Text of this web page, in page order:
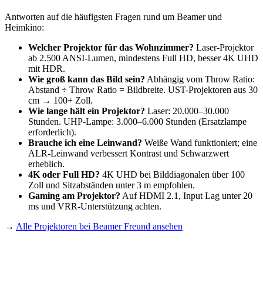
Antworten auf die häufigsten Fragen rund um Beamer und
Heimkino:
Welcher Projektor für das Wohnzimmer? Laser-Projektor
ab 2.500 ANSI-Lumen, mindestens Full HD, besser 4K UHD
mit HDR.
Wie groß kann das Bild sein? Abhängig vom Throw Ratio:
Abstand ÷ Throw Ratio = Bildbreite. UST-Projektoren aus 30
cm → 100+ Zoll.
Wie lange hält ein Projektor? Laser: 20.000–30.000
Stunden. UHP-Lampe: 3.000–6.000 Stunden (Ersatzlampe
erforderlich).
Brauche ich eine Leinwand? Weiße Wand funktioniert; eine
ALR-Leinwand verbessert Kontrast und Schwarzwert
erheblich.
4K oder Full HD? 4K UHD bei Bilddiagonalen über 100
Zoll und Sitzabständen unter 3 m empfohlen.
Gaming am Projektor? Auf HDMI 2.1, Input Lag unter 20
ms und VRR-Unterstützung achten.
→ Alle Projektoren bei Beamer Freund ansehen